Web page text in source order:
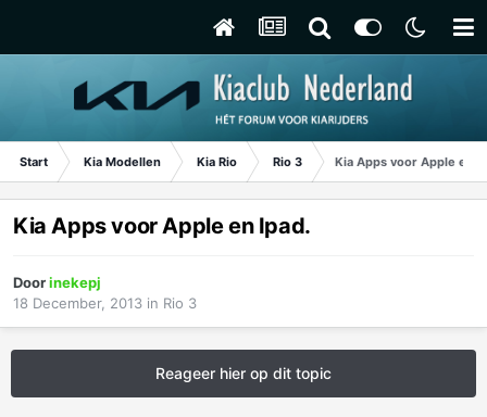
Start Kia Modellen Kia Rio Rio 3 Kia Apps voor Apple en
Kia Apps voor Apple en Ipad.
Doorinekepj
18 December, 2013 in Rio 3
Reageer hier op dit topic